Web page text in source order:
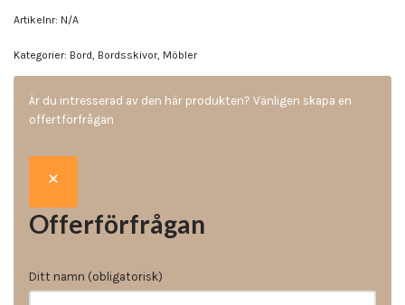
Artikelnr: N/A
Kategorier: Bord Bordsskivor, Möbler
Är du intresserad av den här produkten? Vänligen skapa en
offertförfrågan
Offerförfrågan
Ditt namn (obligatorisk)